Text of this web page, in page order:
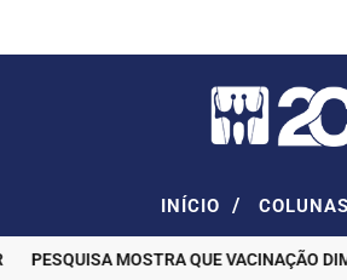
INÍCIO / COLUNAS
MOSTRA QUE VACINAÇÃO